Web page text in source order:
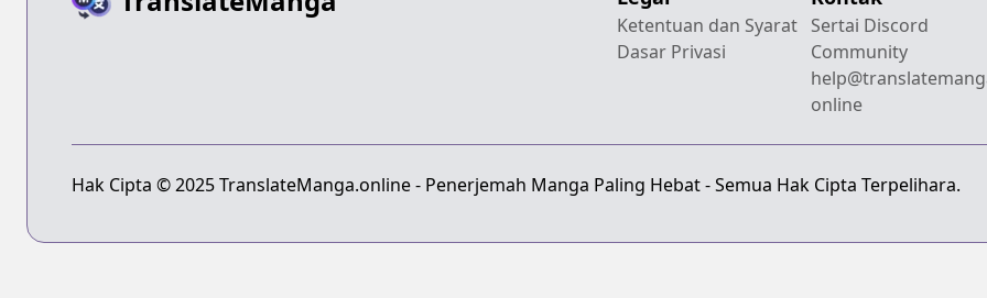
Ketentuan dan Syarat
Dasar Privasi
Sertai Discord
Community
online
Hak Cipta © 2025 TranslateManga.online - Penerjemah Manga Paling Hebat - Semua Hak Cipta Terpelihara.